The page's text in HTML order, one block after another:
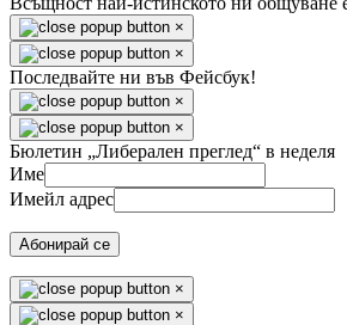
×
×
Последвайте ни във Фейсбук!
×
×
Бюлетин „Либерален преглед“ в неделя
Име
Имейл адрес
Абонирай се
×
×